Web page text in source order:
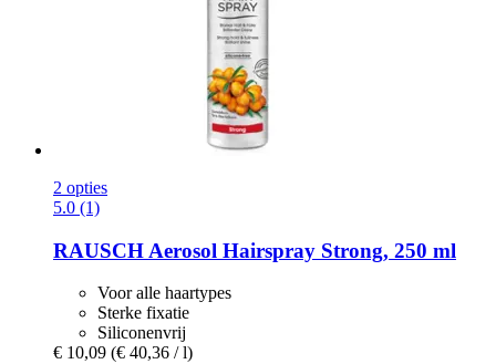
2 opties
5.0 (1)
RAUSCH Aerosol Hairspray Strong, 250 ml
Voor alle haartypes
Sterke fixatie
Siliconenvrij
€ 10,09 (€ 40,36 / l)